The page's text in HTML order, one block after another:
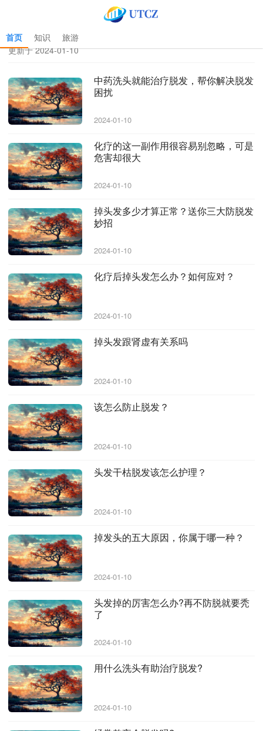
首页 知识 旅游
首页 scripting filesystemobject
更新于 2024-01-10
中药洗头就能治疗脱发，帮你解决脱发
困扰
2024-01-10
化疗的这一副作用很容易别忽略，可是
危害却很大
2024-01-10
掉头发多少才算正常？送你三大防脱发
妙招
2024-01-10
化疗后掉头发怎么办？如何应对？
2024-01-10
掉头发跟肾虚有关系吗
2024-01-10
该怎么防止脱发？
2024-01-10
头发干枯脱发该怎么护理？
2024-01-10
掉发头的五大原因，你属于哪一种？
2024-01-10
头发掉的厉害怎么办?再不防脱就要秃
了
2024-01-10
用什么洗头有助治疗脱发?
2024-01-10